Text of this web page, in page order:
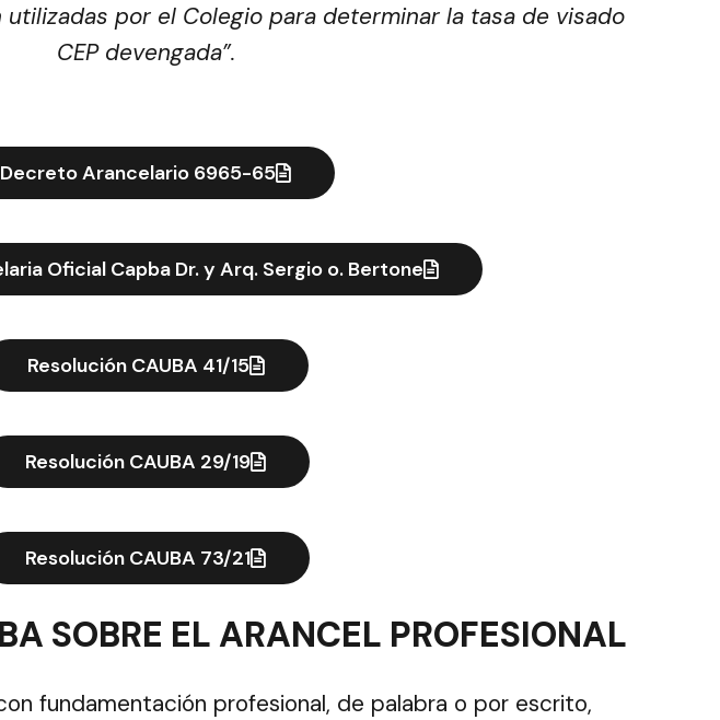
utilizadas por el Colegio para determinar la tasa de visado
CEP devengada”.
Decreto Arancelario 6965-65
Oficial Capba Dr. y Arq. Sergio o. Bertone
Resolución CAUBA 41/15
Resolución CAUBA 29/19
Resolución CAUBA 73/21
SOBRE EL ARANCEL PROFESIONAL
fundamentación profesional, de palabra o por escrito,